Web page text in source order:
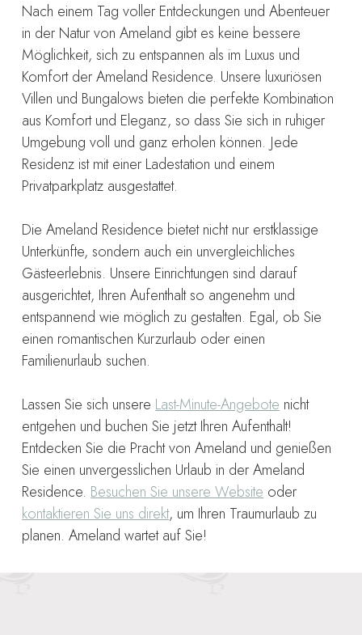
Nach einem Tag voller Entdeckungen und Abenteuer
in der Natur von Ameland gibt es keine bessere
Möglichkeit, sich zu entspannen als im Luxus und
Komfort der Ameland Residence. Unsere luxuriösen
Villen und Bungalows bieten die perfekte Kombination
aus Komfort und Eleganz, so dass Sie sich in ruhiger
Umgebung voll und ganz erholen können. Jede
Residenz ist mit einer Ladestation und einem
Privatparkplatz ausgestattet.
Die Ameland Residence bietet nicht nur erstklassige
Unterkünfte, sondern auch ein unvergleichliches
Gästeerlebnis. Unsere Einrichtungen sind darauf
ausgerichtet, Ihren Aufenthalt so angenehm und
entspannend wie möglich zu gestalten. Egal, ob Sie
einen romantischen Kurzurlaub oder einen
Familienurlaub suchen.
Lassen Sie sich unsereLast-Minute-Angebote nicht
entgehen und buchen Sie jetzt Ihren Aufenthalt!
Entdecken Sie die Pracht von Ameland und genießen
Sie einen unvergesslichen Urlaub in der Ameland
Residence.Besuchen Sie unsere Website oder
kontaktieren Sie uns direkt, um Ihren Traumurlaub zu
planen. Ameland wartet auf Sie!